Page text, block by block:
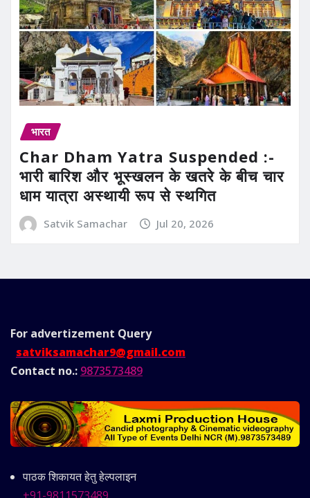
भारत
Char Dham Yatra Suspended :-
भारी बारिश और भूस्खलन के खतरे के बीच चार
धाम यात्रा अस्थायी रूप से स्थगित
Satvik Samachar Jul 20, 2026
For advertizement Query
satviksamachar9@gmail.com
Contact no.: 9873573489
पाठक शिकायत हेतु हेल्पलाइन